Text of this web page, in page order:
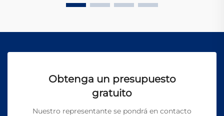
Obtenga un presupuesto
gratuito
Nuestro representante se pondrá en contacto